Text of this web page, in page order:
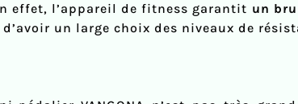
effet, l’appareil de fitness garantit un
un large choix des niveaux de